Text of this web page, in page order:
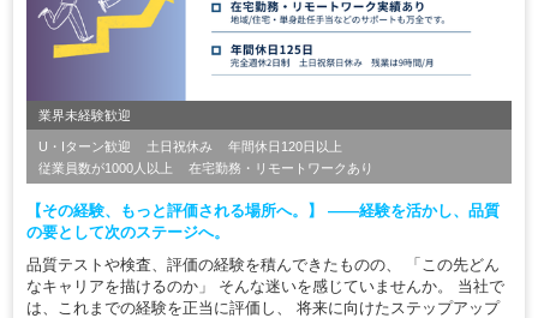
業界未経験歓迎
U・Iターン歓迎 土日祝休み
年間休日120日以上
従業員数が1000人以上
在宅勤務・リモートワークあり
【その経験、もっと評価される場所へ。】 ――経験を活かし、品質
の要として次のステージへ。
品質テストや検査、評価の経験を積んできたものの、 「この先どん
なキャリアを描けるのか」 そんな迷いを感じていませんか。 当社で
は、これまでの経験を正当に評価し、 将来に向けたステップアップ